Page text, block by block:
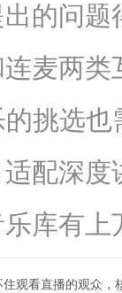
的问
麦两
挑选
配深
库有上
观看直播的观众，